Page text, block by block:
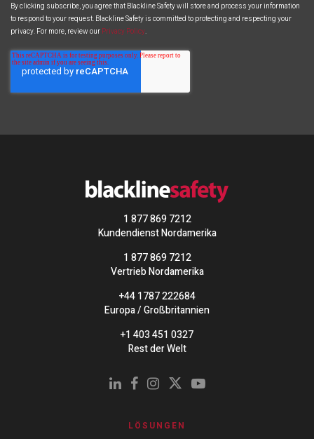
By clicking subscribe, you agree that Blackline Safety will store and process your information
to respond to your request. Blackline Safety is committed to protecting and respecting your
privacy. For more, review our Privacy Policy.
1 877 869 7212
Kundendienst Nordamerika
1 877 869 7212
Vertrieb Nordamerika
+44 1787 222684
Europa / Großbritannien
+1 403 451 0327
Rest der Welt
LÖSUNGEN